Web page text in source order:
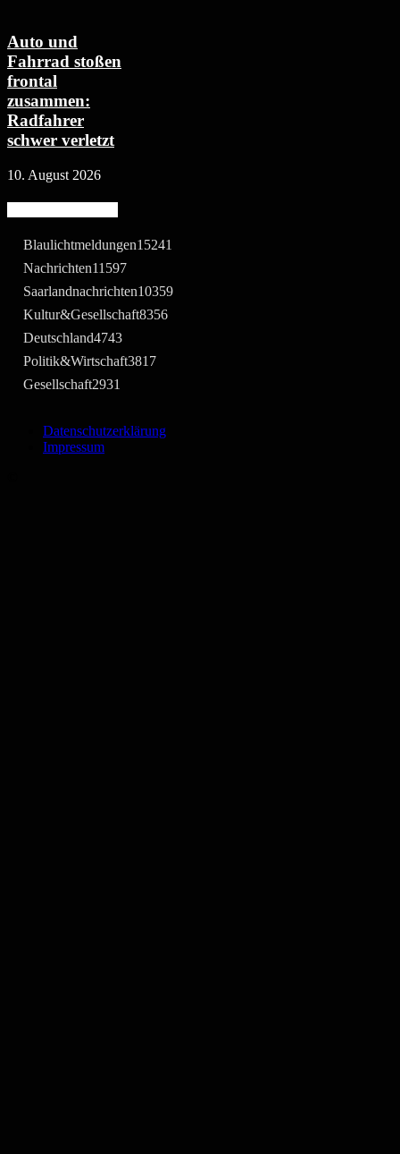
Auto und
Fahrrad stoßen
frontal
zusammen:
Radfahrer
schwer verletzt
10. August 2026
Blaulichtmeldungen15241
Nachrichten11597
Saarlandnachrichten10359
Kultur&Gesellschaft8356
Deutschland4743
Politik&Wirtschaft3817
Gesellschaft2931
Datenschutzerklärung
Impressum